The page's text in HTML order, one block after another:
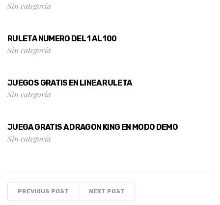
Sin categoría
RULETA NUMERO DEL 1 AL 100
Sin categoría
JUEGOS GRATIS EN LINEA RULETA
Sin categoría
JUEGA GRATIS A DRAGON KING EN MODO DEMO
Sin categoría
PREVIOUS POST NEXT POST